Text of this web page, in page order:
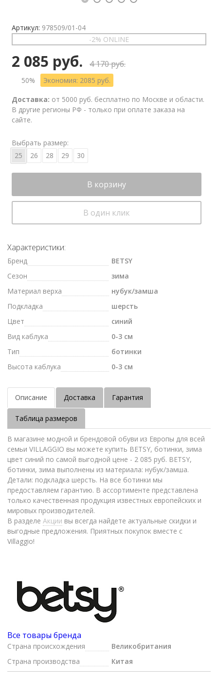
Артикул: 978509/01-04
-2% ONLINE
2 085 руб. 4 170 руб.
50% Экономия: 2085 руб.
Доставка: от 5000 руб. бесплатно по Москве и области.
В другие регионы РФ - только при оплате заказа на
сайте.
Выбрать размер:
25
26 28 29 30
В корзину
В один клик
Характеристики:
Бренд
BETSY
Сезон
зима
Материал верха
нубук/замша
Подкладка
шерсть
Цвет
синий
Вид каблука
0-3 см
Тип
ботинки
Высота каблука
0-3 см
Описание Доставка Гарантия
Таблица размеров
В магазине модной и брендовой обуви из Европы для всей
семьи VILLAGGIO вы можете купить BETSY, ботинки, зима
цвет синий по самой выгодной цене - 2 085 руб. BETSY,
ботинки, зима выполнены из материала: нубук/замша.
Детали: подкладка шерсть. На все ботинки мы
предоставляем гарантию. В ассортименте представлена
только качественная продукция известных европейских и
мировых производителей.
В разделе Акции вы всегда найдете актуальные скидки и
выгодные предложения. Приятных покупок вместе с
Villaggio!
Все товары бренда
Страна происхождения
Великобритания
Страна производства
Китая